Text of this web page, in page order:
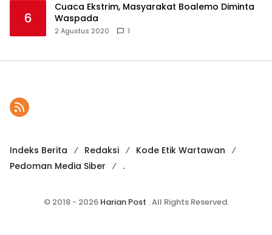
6
Cuaca Ekstrim, Masyarakat Boalemo Diminta
Waspada
2 Agustus 2020 1
Indeks Berita Redaksi
Kode Etik Wartawan
Pedoman Media Siber
.
© 2018 - 2026 Harian Post . All Rights Reserved.